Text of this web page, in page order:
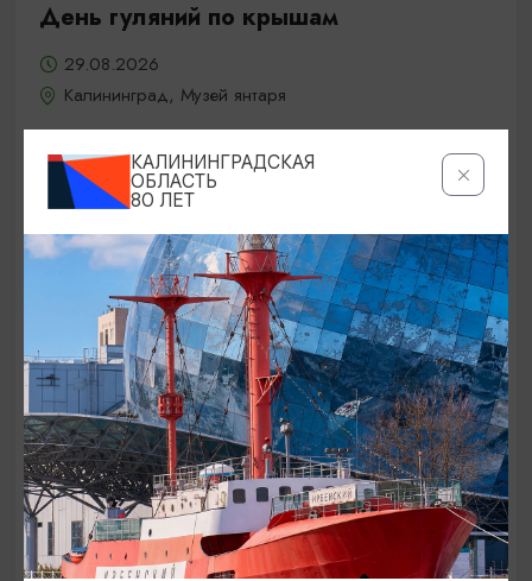
День гуляний по крышам
29.08.2026
Калининград, Музей янтаря
БЕСПЛАТНО
80-ЛЕТИЕ КАЛИНИНГРАДСКОЙ ОБЛАСТИ
7-й открытый областной Фестиваль
казачьей культуры «Казакам на
Балтике стоять!»
КАЛИНИНГРАДСКАЯ
ОБЛАСТЬ
80 ЛЕТ